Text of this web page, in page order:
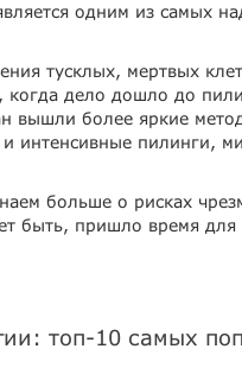
одним из самых
тусклых, мертвых
когда дело дошло до
вышли более яркие
интенсивные пилинги,
больше о рисках
быть, пришло время для
топ-10 самых